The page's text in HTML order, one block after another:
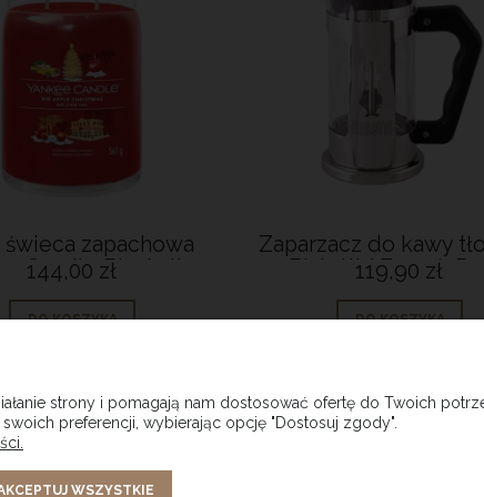
świeca zapachowa
Candle Big Aplle
144,00 zł
DO KOSZYKA
Zaparzacz do kawy
Bialetti/ French
119,90 zł
DO KOSZYKA
strony i pomagają nam dostosować ofertę do Twoich
preferencji, wybierając opcję "Dostosuj zgody".
WSZYSTKIE